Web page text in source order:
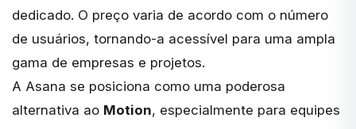
dedicado. O preço varia de acordo com o número
de usuários, tornando-a acessível para uma ampla
gama de empresas e projetos.
A Asana se posiciona como uma poderosa
alternativa ao Motion, especialmente para equipes